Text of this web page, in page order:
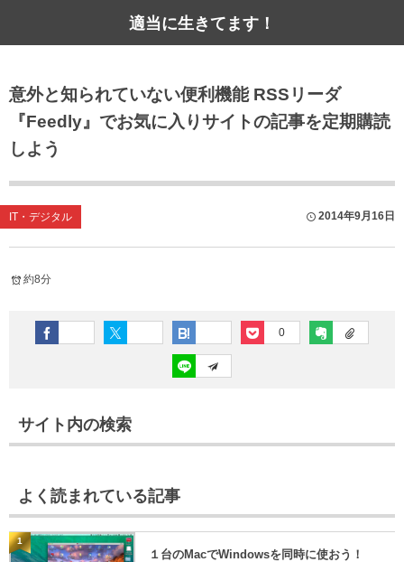
適当に生きてます！
意外と知られていない便利機能 RSSリーダ
『Feedly』でお気に入りサイトの記事を定期購読
しよう
IT・デジタル 2014年9月16日
約8分
0
サイト内の検索
よく読まれている記事
1
１台のMacでWindowsを同時に使おう！